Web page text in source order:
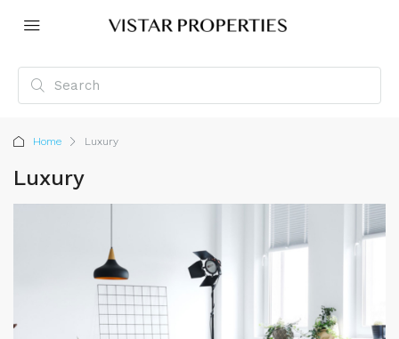
Home Luxury
Luxury